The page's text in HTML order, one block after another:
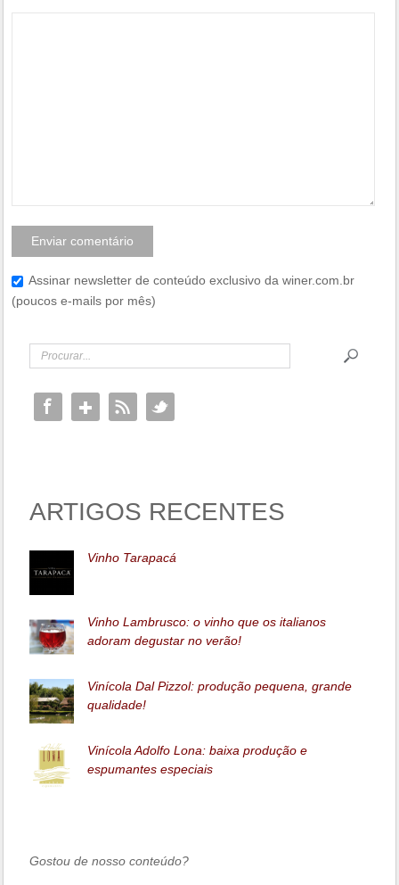
Assinar newsletter de conteúdo exclusivo da winer.com.br
(poucos e-mails por mês)
ARTIGOS RECENTES
Vinho Tarapacá
Vinho Lambrusco: o vinho que os italianos
adoram degustar no verão!
Vinícola Dal Pizzol: produção pequena, grande
qualidade!
Vinícola Adolfo Lona: baixa produção e
espumantes especiais
Gostou de nosso conteúdo?